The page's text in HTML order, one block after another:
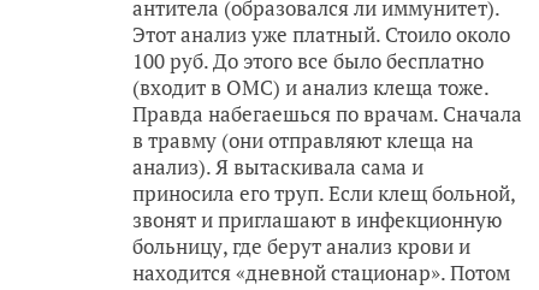
антитела (образовался ли иммунитет).
Этот анализ уже платный. Стоило около
100 руб. До этого все было бесплатно
(входит в ОМС) и анализ клеща тоже.
Правда набегаешься по врачам. Сначала
в травму (они отправляют клеща на
анализ). Я вытаскивала сама и
приносила его труп. Если клещ больной,
звонят и приглашают в инфекционную
больницу, где берут анализ крови и
находится «дневной стационар». Потом